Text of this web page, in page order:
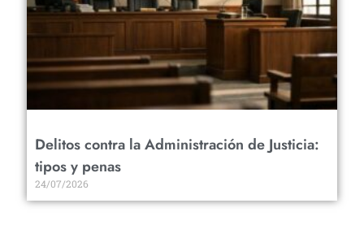
Delitos contra la Administración de Justicia:
tipos y penas
24/07/2026